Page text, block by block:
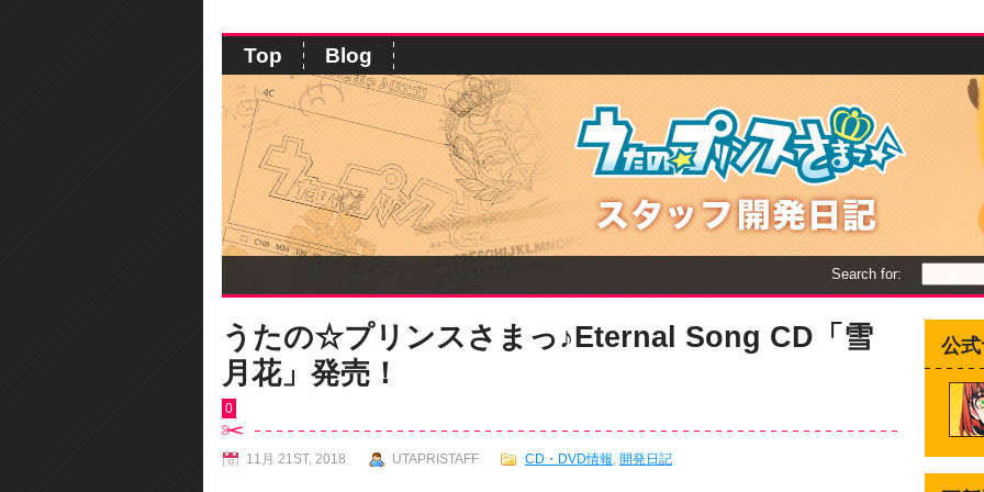
Top Blog
Search for:
うたの☆プリンスさまっ♪Eternal Song CD「雪
月花」発売！
0
11月 21ST, 2018 UTAPRISTAFF CD・DVD情報, 開発日記
公